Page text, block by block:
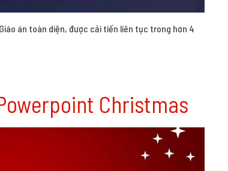
án toàn diện, được cải tiến liên tục trong hơn 4
Christmas